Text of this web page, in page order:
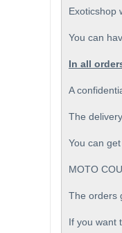
Exoticshop
You can
In all
A
The
You can
MOTO
The orders
If you want